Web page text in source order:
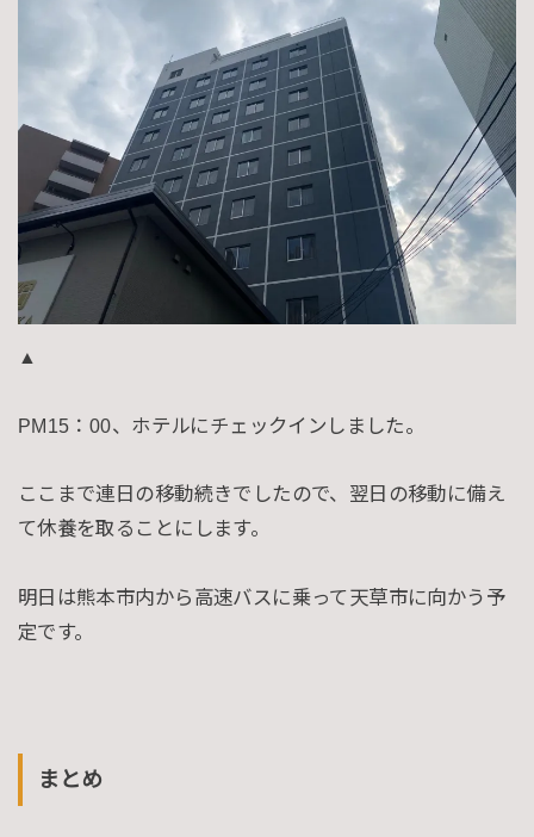
▲
PM15：00、ホテルにチェックインしました。
ここまで連日の移動続きでしたので、翌日の移動に備え
て休養を取ることにします。
明日は熊本市内から高速バスに乗って天草市に向かう予
定です。
まとめ